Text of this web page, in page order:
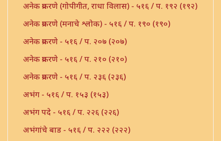
अनेक प्रकरणे (गोपीगीत, राधा विलास) - ५१६ / प. १९२ (१९२)
अनेक प्रकरणे (मनाचे श्लोक) - ५१६ / प. १९० (१९०)
अनेक प्रकरणे - ५१६ / प. २०७ (२०७)
अनेक प्रकरणे - ५१६ / प. २१० (२१०)
अनेक प्रकरणे - ५१६ / प. २३६ (२३६)
अभंग - ५१६ / प. १५३ (१५३)
अभंग पदे - ५१६ / प. २२६ (२२६)
अभंगांचे बाड - ५१६ / प. २२२ (२२२)